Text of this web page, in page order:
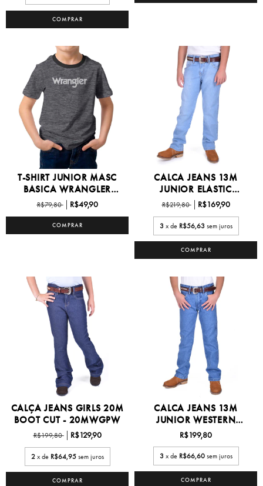
COMPRAR
T-SHIRT JUNIOR MASC
BASICA WRANGLER
6/16...
R$79,80 R$49,90
COMPRAR
CALCA JEANS 13M
JUNIOR ELASTIC
WAISTBAND...
R$219,80 R$169,90
3 x de R$56,63 sem juros
COMPRAR
CALÇA JEANS GIRLS 20M
BOOT CUT - 20MWGPW
R$199,80 R$129,90
2 x de R$64,95 sem juros
COMPRAR
CALCA JEANS 13M
JUNIOR WESTERN
COWBOY -...
R$199,80
3 x de R$66,60 sem juros
COMPRAR